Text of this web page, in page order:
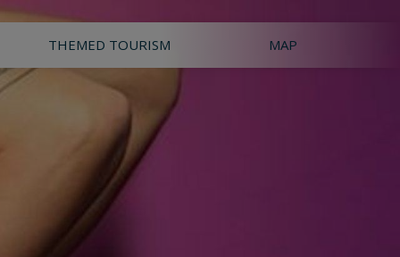
THEMED TOURISM MAP